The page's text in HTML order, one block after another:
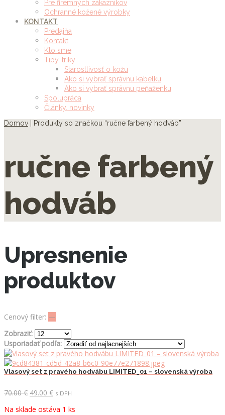
Pre firemných zákazníkov
Ochranné kožené výrobky
KONTAKT
Predajňa
Kontakt
Kto sme
Tipy, triky
Starostlivosť o kožu
Ako si vybrať správnu kabelku
Ako si vybrať správnu peňaženku
Spolupráca
Články, novinky
Domov | Produkty so značkou “ručne farbený hodváb”
ručne farbený
hodváb
Upresnenie
produktov
Cenový filter: —
Zobraziť:
Usporiadať podľa:
Vlasový set z pravého hodvábu LIMITED_01 – slovenská výroba
70.00€ Pôvodná
bola:
49.00 €Aktuálna
je:
s DPH
Na sklade ostáva 1 ks